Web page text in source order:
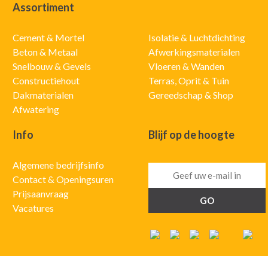
Assortiment
Cement & Mortel
Beton & Metaal
Snelbouw & Gevels
Constructiehout
Dakmaterialen
Afwatering
Isolatie & Luchtdichting
Afwerkingsmaterialen
Vloeren & Wanden
Terras, Oprit & Tuin
Gereedschap & Shop
Info
Algemene bedrijfsinfo
Contact & Openingsuren
Prijsaanvraag
Vacatures
Blijf op de hoogte